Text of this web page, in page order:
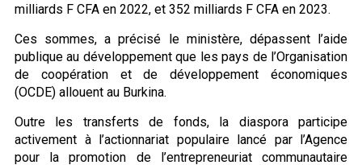
milliards F CFA en 2022, et 352 milliards F CFA en 2023.
Ces sommes, a précisé le ministère, dépassent l’aide
publique au développement que les pays de l’Organisation
de coopération et de développement économiques
(OCDE) allouent au Burkina.
Outre les transferts de fonds, la diaspora participe
activement à l’actionnariat populaire lancé par l’Agence
pour la promotion de l’entrepreneuriat communautaire